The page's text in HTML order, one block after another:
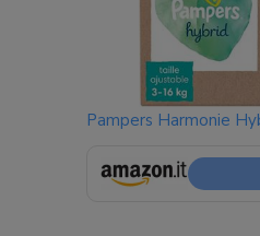
Pampers Harmonie